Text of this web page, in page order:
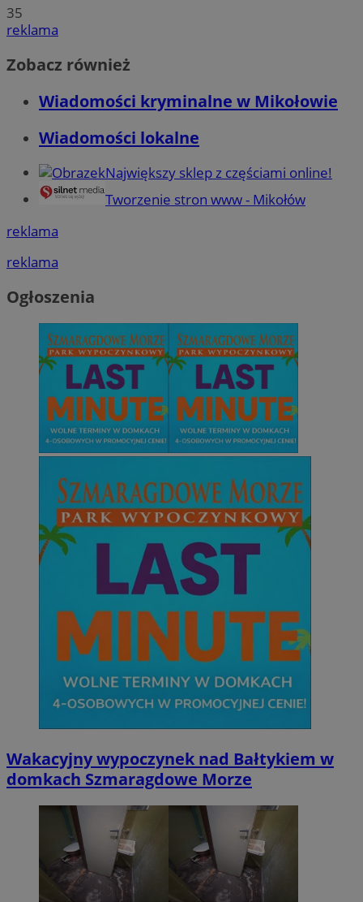
35
reklama
Zobacz również
Wiadomości kryminalne w Mikołowie
Wiadomości lokalne
Największy sklep z częściami online!
Tworzenie stron www - Mikołów
reklama
reklama
Ogłoszenia
Wakacyjny wypoczynek nad Bałtykiem w
domkach Szmaragdowe Morze